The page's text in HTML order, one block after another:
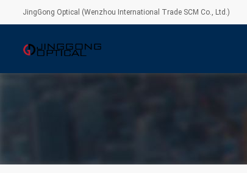
JingGong Optical (Wenzhou International Trade SCM Co., Ltd.)